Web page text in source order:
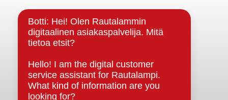
Strategiat, ohjelmat, ohjeet, suunnitelmat, säännöt ja
sopimukset
Asiakirjajulkisuuskuvaus
Evästeet
Saavutettavuusseloste
Tietosuoja